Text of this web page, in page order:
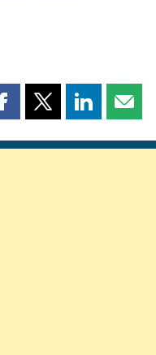
Partager
page
Partager
page
Partager
page page